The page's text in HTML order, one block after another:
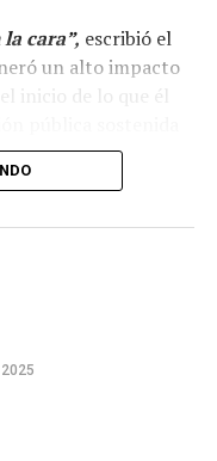
cara”, escribió el
un alto impacto
inicio de lo que él
mes
cara
con